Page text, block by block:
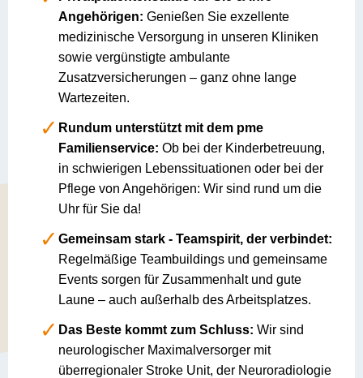
Angehörigen: Genießen Sie exzellente
medizinische Versorgung in unseren Kliniken
sowie vergünstigte ambulante
Zusatzversicherungen – ganz ohne lange
Wartezeiten.
Rundum unterstützt mit dem pme
Familienservice: Ob bei der Kinderbetreuung,
in schwierigen Lebenssituationen oder bei der
Pflege von Angehörigen: Wir sind rund um die
Uhr für Sie da!
Gemeinsam stark - Teamspirit, der verbindet:
Regelmäßige Teambuildings und gemeinsame
Events sorgen für Zusammenhalt und gute
Laune – auch außerhalb des Arbeitsplatzes.
Das Beste kommt zum Schluss: Wir sind
neurologischer Maximalversorger mit
überregionaler Stroke Unit, der Neuroradiologie